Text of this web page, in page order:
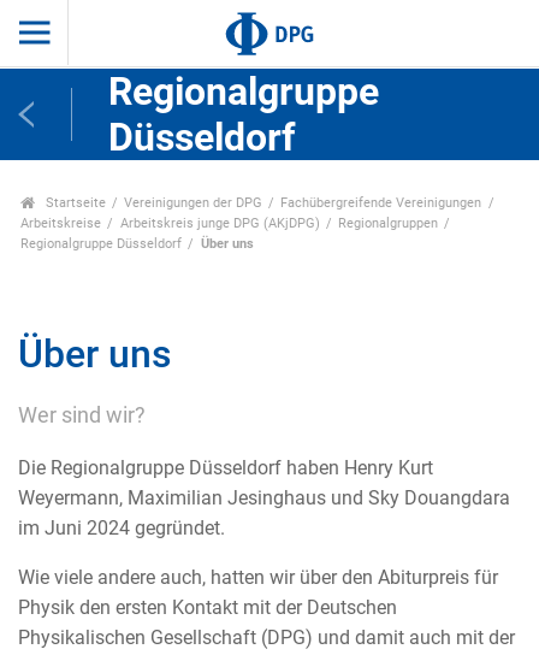
Regionalgruppe
Düsseldorf
Startseite Vereinigungen der DPG
Fachübergreifende Vereinigungen
Arbeitskreise
Arbeitskreis junge DPG (AKjDPG)
Regionalgruppen
Regionalgruppe Düsseldorf
Über uns
Über uns
Wer sind wir?
Die Regionalgruppe Düsseldorf haben Henry Kurt
Weyermann, Maximilian Jesinghaus und Sky Douangdara
im Juni 2024 gegründet.
Wie viele andere auch, hatten wir über den Abiturpreis für
Physik den ersten Kontakt mit der Deutschen
Physikalischen Gesellschaft (DPG) und damit auch mit der